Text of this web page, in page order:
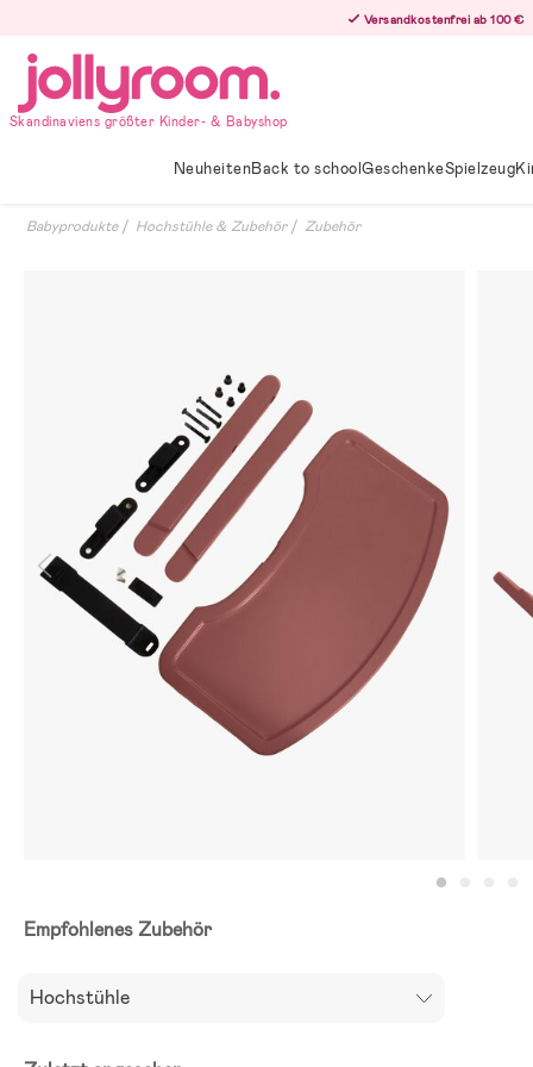
innehållet
Versandkostenfrei ab 100 €
Skandinaviens größter Kinder- & Babyshop
NeuheitenBack to schoolGeschenkeSpielzeug
Babyprodukte Hochstühle & Zubehör Zubehör
Empfohlenes Zubehör
Hochstühle